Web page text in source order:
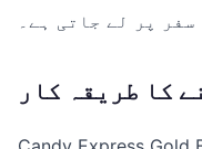
سفر پر لے جاتی ہے۔
کا طریقہ کار